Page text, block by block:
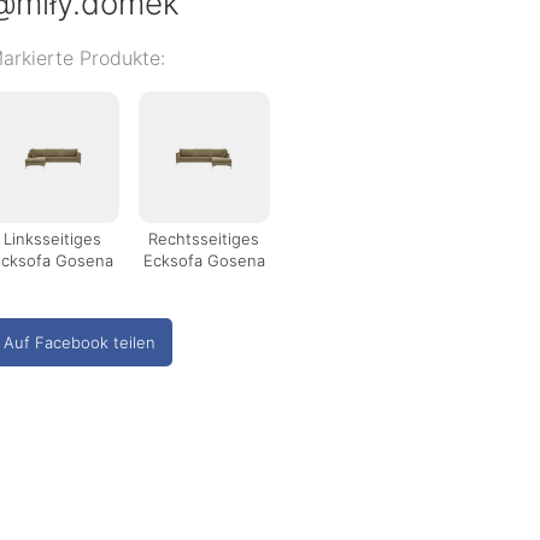
Produkte:
Linksseitiges
Gosena
Rechtsseitiges
Ecksofa Gosena
Auf Facebook teilen